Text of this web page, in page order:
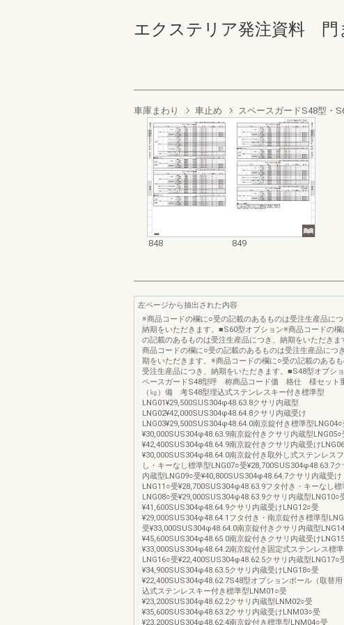
エクステリア発注資料 門
車庫まわり 車止め スペースガードS48型・
848 849
左ページから抽出された内容
※商品コードの欄に○受の記載のあるものは受注生産品につ
納期をいただきます。■S60型オプション※商品コードの欄
の記載のあるものは受注生産品につき、納期をいただきま
商品コードの欄に○受の記載のあるものは受注生産品につ
期をいただきます。※商品コードの欄に○受の記載のある
受注生産品につき、納期をいただきます。■S48型オプシ
ペースガードS48型呼 称商品コード価 格仕 様セット
（㎏）備 考S48型埋込式ステンレスキー付き標準型
LNG01¥29,500SUS304φ48.63.8クサリ内蔵型
LNG02¥42,000SUS304φ48.64.8クサリ内蔵受け
LNG03¥29,500SUS304φ48.64.0南京錠付き標準型LNG04○
¥30,000SUS304φ48.63.9南京錠付きクサリ内蔵型LNG05○
¥42,400SUS304φ48.64.9南京錠付きクサリ内蔵受け
¥30,000SUS304φ48.64.0南京錠付き取外し式ステンレス
し・キーなし標準型LNG07○受¥28,700SUS304φ48.63.7ク
内蔵型LNG09○受¥40,800SUS304φ48.64.7クサリ内蔵受け
LNG11○受¥28,700SUS304φ48.63.9フタ付き・キーなし標
LNG08○受¥29,000SUS304φ48.63.9クサリ内蔵型LNG10○
¥41,600SUS304φ48.64.9クサリ内蔵受けLNG12○受
¥29,000SUS304φ48.64.1フタ付き・南京錠付き標準型
受¥33,000SUS304φ48.64.0南京錠付きクサリ内蔵型
¥45,600SUS304φ48.65.0南京錠付きクサリ内蔵受け
¥33,000SUS304φ48.64.2南京錠付き固定式ステンレス標
LNG16○受¥22,400SUS304φ48.62.5クサリ内蔵型LNG17○
¥34,900SUS304φ48.63.5クサリ内蔵受けLNG18○受
¥22,400SUS304φ48.62.7S48型オプションポール（取替用
込式ステンレスキー付き標準型LNM01○受
¥23,200SUS304φ48.62.2クサリ内蔵型LNM02○受
¥35,600SUS304φ48.63.2クサリ内蔵受けLNM03○受
¥23,200SUS304φ48.62.4南京錠付き標準型LNM04○受